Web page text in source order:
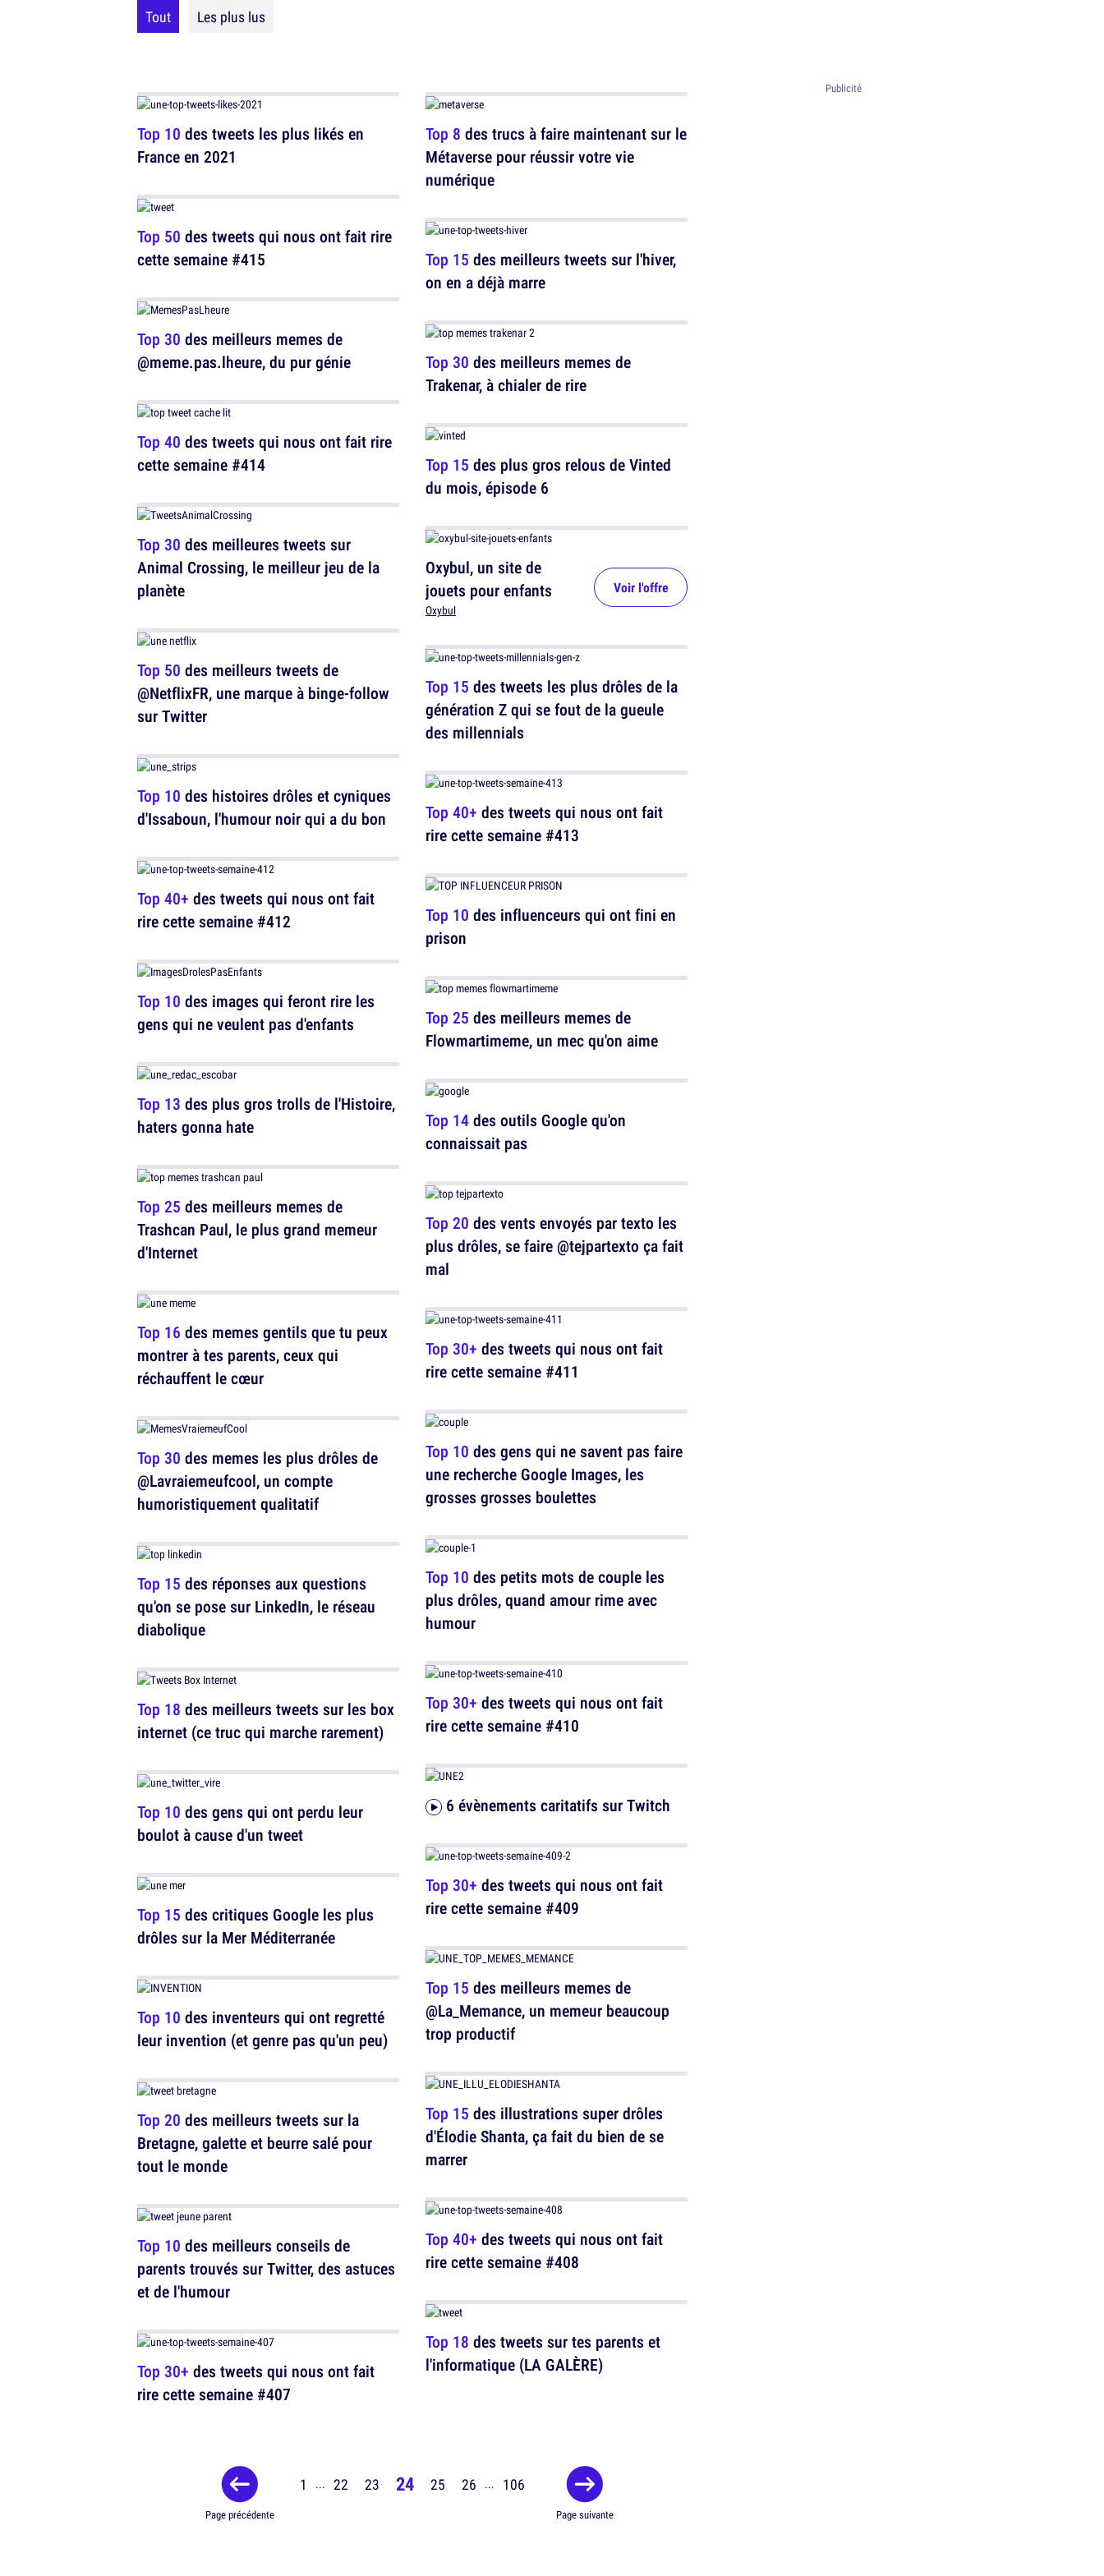
Tout Les plus lus
Top 10 des tweets les plus likés en
France en 2021
Top 50 des tweets qui nous ont fait rire
cette semaine #415
Top 30 des meilleurs memes de
@meme.pas.lheure, du pur génie
Top 40 des tweets qui nous ont fait rire
cette semaine #414
Top 30 des meilleures tweets sur
Animal Crossing, le meilleur jeu de la
planète
Top 50 des meilleurs tweets de
@NetflixFR, une marque à binge-follow
sur Twitter
Top 10 des histoires drôles et cyniques
d'Issaboun, l'humour noir qui a du bon
Top 40+ des tweets qui nous ont fait
rire cette semaine #412
Top 10 des images qui feront rire les
gens qui ne veulent pas d'enfants
Top 13 des plus gros trolls de l'Histoire,
haters gonna hate
Top 25 des meilleurs memes de
Trashcan Paul, le plus grand memeur
d'Internet
Top 16 des memes gentils que tu peux
montrer à tes parents, ceux qui
réchauffent le cœur
Top 30 des memes les plus drôles de
@Lavraiemeufcool, un compte
humoristiquement qualitatif
Top 15 des réponses aux questions
qu'on se pose sur LinkedIn, le réseau
diabolique
Top 18 des meilleurs tweets sur les box
internet (ce truc qui marche rarement)
Top 10 des gens qui ont perdu leur
boulot à cause d'un tweet
Top 15 des critiques Google les plus
drôles sur la Mer Méditerranée
Top 10 des inventeurs qui ont regretté
leur invention (et genre pas qu'un peu)
Top 20 des meilleurs tweets sur la
Bretagne, galette et beurre salé pour
tout le monde
Top 10 des meilleurs conseils de
parents trouvés sur Twitter, des astuces
et de l'humour
Top 30+ des tweets qui nous ont fait
rire cette semaine #407
Top 8 des trucs à faire maintenant sur le
Métaverse pour réussir votre vie
numérique
Top 15 des meilleurs tweets sur l'hiver,
on en a déjà marre
Top 30 des meilleurs memes de
Trakenar, à chialer de rire
Top 15 des plus gros relous de Vinted
du mois, épisode 6
Oxybul, un site de
jouets pour enfants
Oxybul
Voir l'offre
Top 15 des tweets les plus drôles de la
génération Z qui se fout de la gueule
des millennials
Top 40+ des tweets qui nous ont fait
rire cette semaine #413
Top 10 des influenceurs qui ont fini en
prison
Top 25 des meilleurs memes de
Flowmartimeme, un mec qu'on aime
Top 14des outils Google qu'on
connaissait pas
Top 20 des vents envoyés par texto les
plus drôles, se faire @tejpartexto ça fait
mal
Top 30+ des tweets qui nous ont fait
rire cette semaine #411
Top 10 des gens qui ne savent pas faire
une recherche Google Images, les
grosses grosses boulettes
Top 10 des petits mots de couple les
plus drôles, quand amour rime avec
humour
Top 30+ des tweets qui nous ont fait
rire cette semaine #410
6 évènements caritatifs sur Twitch
Top 30+ des tweets qui nous ont fait
rire cette semaine #409
Top 15 des meilleurs memes de
@La_Memance, un memeur beaucoup
trop productif
Top 15 des illustrations super drôles
d'Élodie Shanta, ça fait du bien de se
marrer
Top 40+ des tweets qui nous ont fait
rire cette semaine #408
Top 18 des tweets sur tes parents et
l'informatique (LA GALÈRE)
Page précédente
1 ... 22 23 24 25 26 ... 106
Page suivante